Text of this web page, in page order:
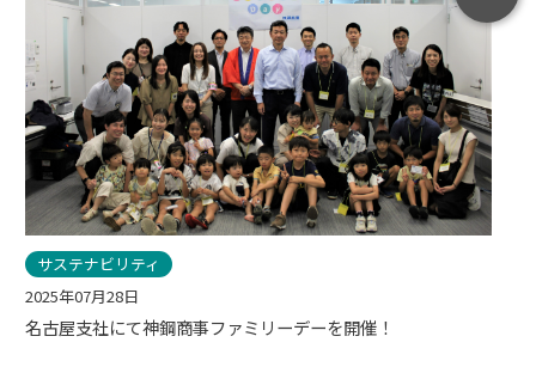
サステナビリティ
2025年07月28日
名古屋支社にて神鋼商事ファミリーデーを開催！